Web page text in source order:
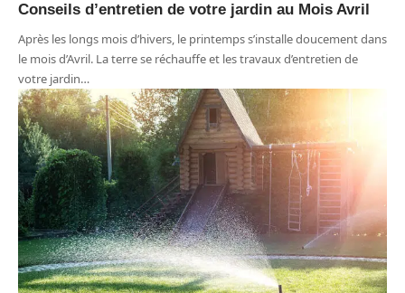
Conseils d’entretien de votre jardin au Mois Avril
Après les longs mois d’hivers, le printemps s’installe doucement dans
le mois d’Avril. La terre se réchauffe et les travaux d’entretien de
votre jardin…